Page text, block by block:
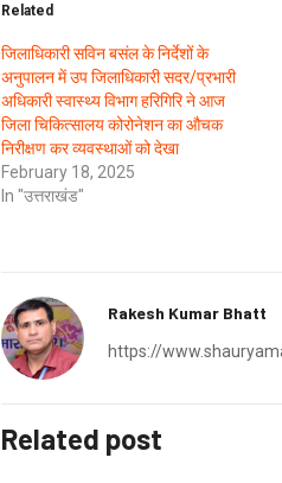
Related
जिलाधिकारी सविन बसंल के निर्देशों के
अनुपालन में उप जिलाधिकारी सदर/प्रभारी
अधिकारी स्वास्थ्य विभाग हरिगिरि ने आज
जिला चिकित्सालय कोरोनेशन का औचक
निरीक्षण कर व्यवस्थाओं को देखा
February 18, 2025
In "उत्तराखंड"
Rakesh Kumar Bhatt
https://
Related post